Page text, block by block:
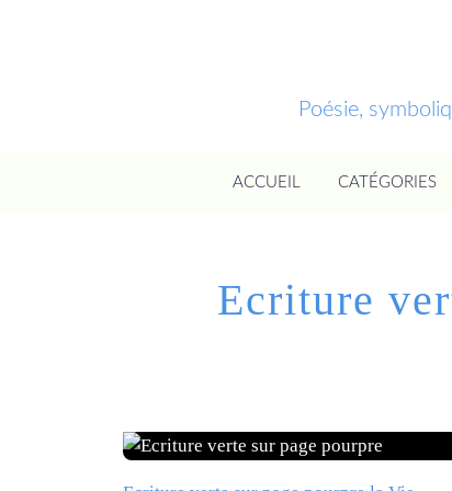
Poésie,
ACCUEIL CATÉGORIES
Ecriture